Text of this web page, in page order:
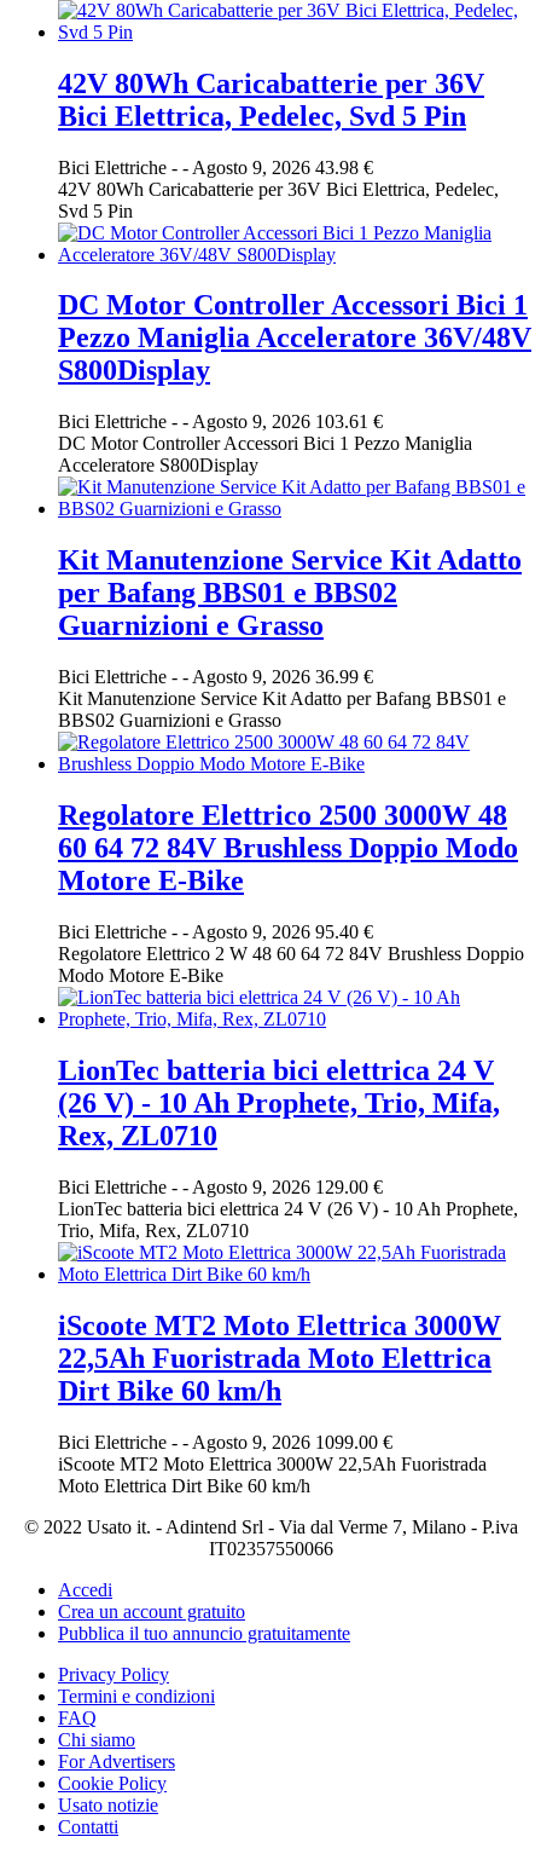
42V 80Wh Caricabatterie per 36V
Bici Elettrica, Pedelec, Svd 5 Pin
Bici Elettriche - - Agosto 9, 2026 43.98 €
42V 80Wh Caricabatterie per 36V Bici Elettrica, Pedelec,
Svd 5 Pin
DC Motor Controller Accessori Bici 1
Pezzo Maniglia Acceleratore 36V/48V
S800Display
Bici Elettriche - - Agosto 9, 2026 103.61 €
DC Motor Controller Accessori Bici 1 Pezzo Maniglia
Acceleratore S800Display
Kit Manutenzione Service Kit Adatto
per Bafang BBS01 e BBS02
Guarnizioni e Grasso
Bici Elettriche - - Agosto 9, 2026 36.99 €
Kit Manutenzione Service Kit Adatto per Bafang BBS01 e
BBS02 Guarnizioni e Grasso
Regolatore Elettrico 2500 3000W 48
60 64 72 84V Brushless Doppio Modo
Motore E-Bike
Bici Elettriche - - Agosto 9, 2026 95.40 €
Regolatore Elettrico 2 W 48 60 64 72 84V Brushless Doppio
Modo Motore E-Bike
LionTec batteria bici elettrica 24 V
(26 V) - 10 Ah Prophete, Trio, Mifa,
Rex, ZL0710
Bici Elettriche - - Agosto 9, 2026 129.00 €
LionTec batteria bici elettrica 24 V (26 V) - 10 Ah Prophete,
Trio, Mifa, Rex, ZL0710
iScoote MT2 Moto Elettrica 3000W
22,5Ah Fuoristrada Moto Elettrica
Dirt Bike 60 km/h
Bici Elettriche - - Agosto 9, 2026 1099.00 €
iScoote MT2 Moto Elettrica 3000W 22,5Ah Fuoristrada
Moto Elettrica Dirt Bike 60 km/h
© 2022 Usato it. - Adintend Srl - Via dal Verme 7, Milano - P.iva
IT02357550066
Accedi
Crea un account gratuito
Pubblica il tuo annuncio gratuitamente
Privacy Policy
Termini e condizioni
FAQ
Chi siamo
For Advertisers
Cookie Policy
Usato notizie
Contatti